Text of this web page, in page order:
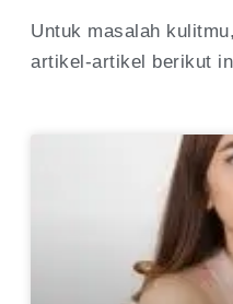
Untuk masalah
artikel-artikel berikut